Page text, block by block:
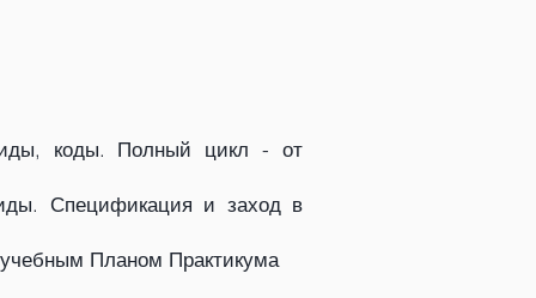
коды. Полный цикл - от
Спецификация и заход в
Планом Практикума